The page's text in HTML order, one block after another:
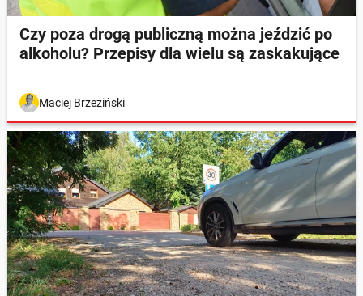
Czy poza drogą publiczną można jeździć po
alkoholu? Przepisy dla wielu są zaskakujące
Maciej Brzeziński